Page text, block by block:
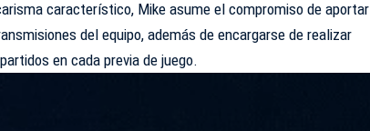
característico, Mike asume el compromiso de aportar
del equipo, además de encargarse de realizar
en cada previa de juego.